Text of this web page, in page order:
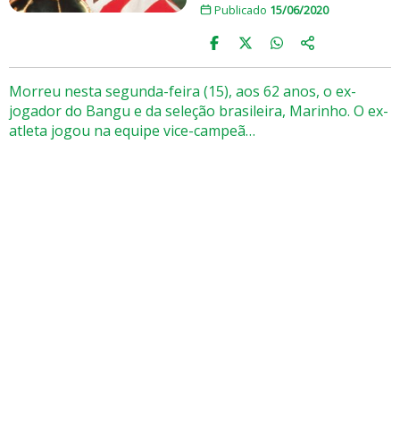
Publicado 15/06/2020
Morreu nesta segunda-feira (15), aos 62 anos, o ex-
jogador do Bangu e da seleção brasileira, Marinho. O ex-
atleta jogou na equipe vice-campeã…